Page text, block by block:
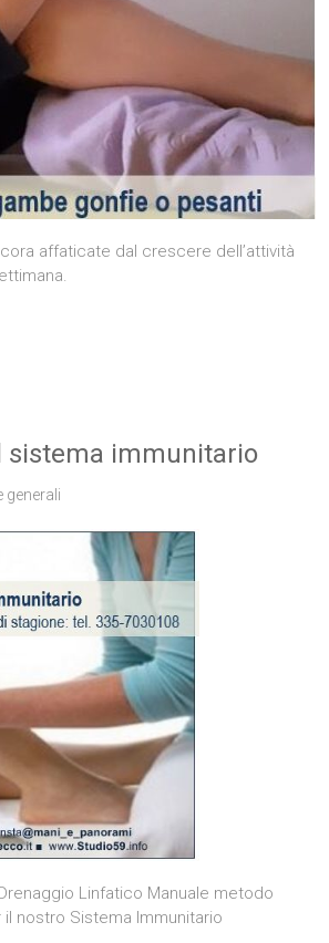
affaticate dal crescere dell’attività
sistema immunitario
generali
Linfatico Manuale metodo
nostro Sistema Immunitario